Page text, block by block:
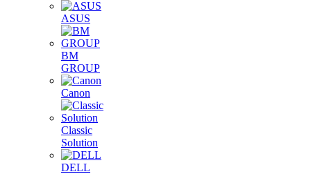
ASUS
BM
GROUP
Canon
Classic
Solution
DELL